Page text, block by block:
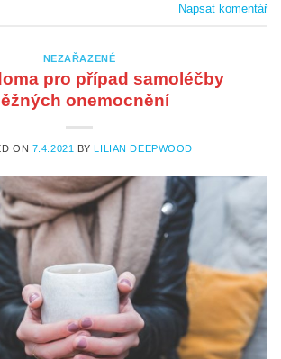
Napsat komentář
NEZAŘAZENÉ
pro případ samoléčby
onemocnění
ON 7.4.2021 BY LILIAN DEEPWOOD